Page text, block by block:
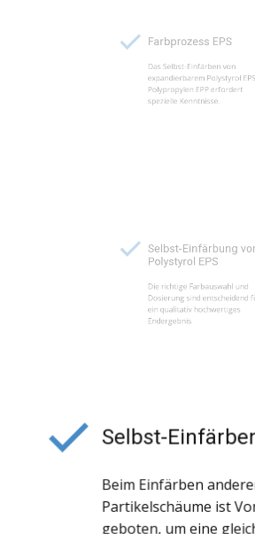
expandierbarem
Polypropylen EPP
Polystyrol EPS
Die richtige
Dosierung sind
ein qualitativ
Selbst-
Beim Einfärben
Partikelschäume ist
geboten, um eine